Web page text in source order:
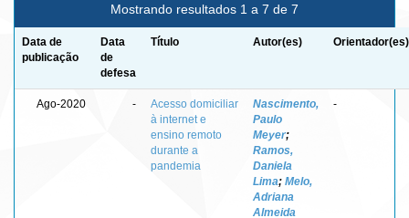
Mostrando resultados 1 a 7 de 7
Data de
publicação
Data
de
defesa
Título Autor(es) Orientador(es)
Ago-2020 -
Acesso domiciliar
à internet e
ensino remoto
durante a
pandemia
Nascimento,
Paulo
Meyer;
Ramos,
Daniela
Lima; Melo,
Adriana
Almeida
-